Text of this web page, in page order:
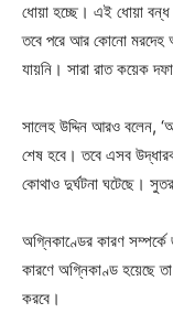
ধোয়া হচ্ছে। এই ধোয়া বন্ধ
তবে পরে আর কোনো মরদেহ
যায়নি। সারা রাত কয়েক
সালেহ উদ্দিন আরও বলেন,
শেষ হবে। তবে এসব
কোথাও দুর্ঘটনা ঘটেছে।
অগ্নিকাণ্ডের কারণ সম্পর্কে
কারণে অগ্নিকাণ্ড হয়েছে
করবে।